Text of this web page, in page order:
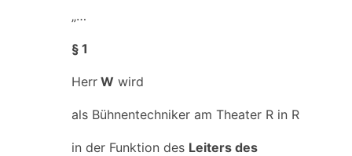
„…
§ 1
Herr W wird
als Bühnentechniker am Theater R in R
in der Funktion des Leiters des